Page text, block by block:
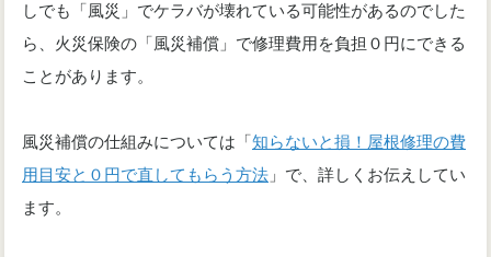
しでも「風災」でケラバが壊れている可能性があるのでした
ら、火災保険の「風災補償」で修理費用を負担０円にできる
ことがあります。
風災補償の仕組みについては「知らないと損！屋根修理の費
用目安と０円で直してもらう方法 」で、詳しくお伝えしてい
ます。